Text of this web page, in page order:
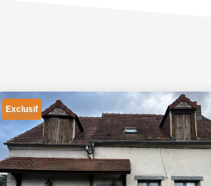
Exclusif